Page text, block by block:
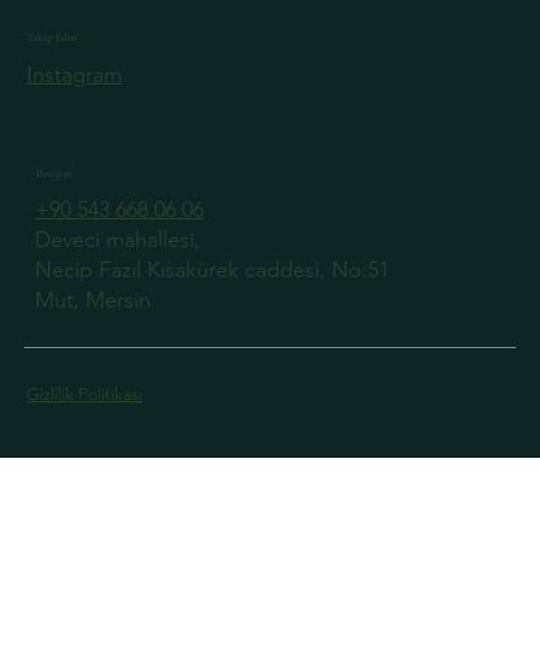
Takip Edin
Instagram
İletişim
+90 543 668 06 06
Deveci mahallesi,
Necip Fazıl Kısakürek caddesi, No:51
Mut, Mersin
Gizlilik Politikası